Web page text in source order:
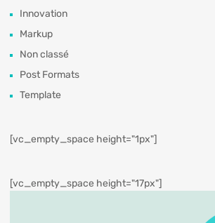
Innovation
Markup
Non classé
Post Formats
Template
[vc_empty_space height="1px"]
[vc_empty_space height="17px"]